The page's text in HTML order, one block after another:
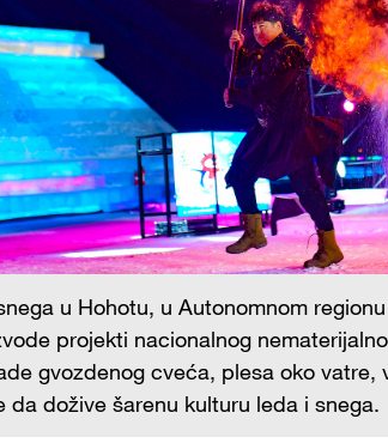
u Hohotu, u Autonomnom
projekti nacionalnog
gvozdenog cveća, plesa oko vatre,
dožive šarenu kulturu leda i snega.